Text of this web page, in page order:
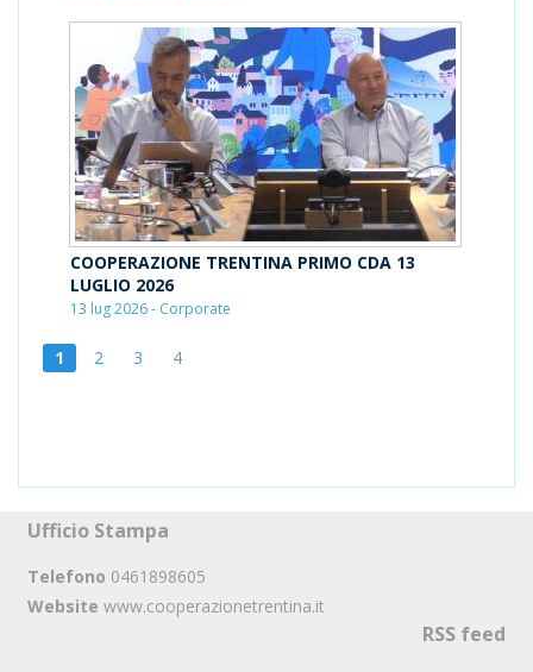
COOPERAZIONE TRENTINA PRIMO CDA 13
LUGLIO 2026
13 lug 2026 - Corporate
1 2 3 4
Ufficio Stampa
Telefono 0461898605
Website www.cooperazionetrentina.it
RSS feed